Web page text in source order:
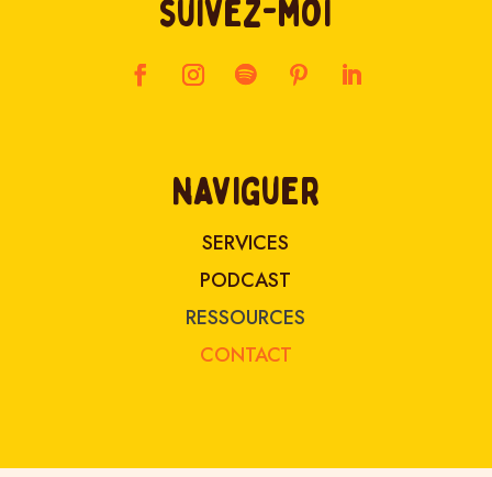
suivez-moi
naviguer
SERVICES
PODCAST
RESSOURCES
CONTACT